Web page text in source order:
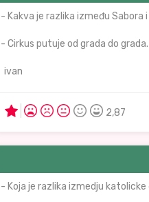
- Kakva je razlika između Sabora
- Cirkus putuje od grada do grada.
ivan
2,87
- Koja je razlika izmedju